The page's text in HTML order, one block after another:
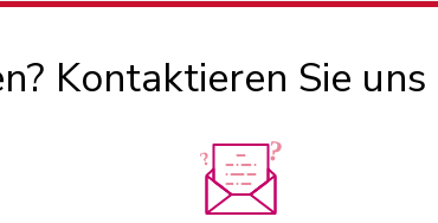
Kontaktieren Sie uns